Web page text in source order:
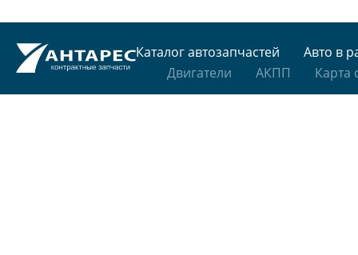
Каталог автозапчастей
Авто в
Двигатели
АКПП Карта